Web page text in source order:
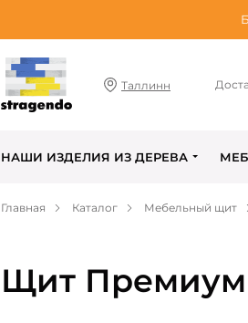
Таллинн
НАШИ ИЗДЕЛИЯ ИЗ ДЕРЕВА
Главная Каталог Мебельный щит
Щит Премиум